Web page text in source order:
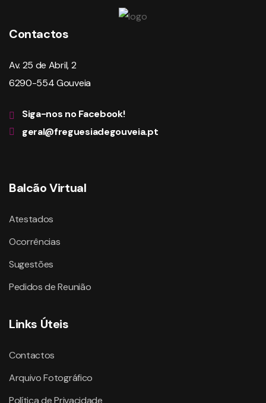
Contactos
Av. 25 de Abril, 2
6290-554 Gouveia
Siga-nos no Facebook!
geral@freguesiadegouveia.pt
Balcão Virtual
Atestados
Ocorrências
Sugestões
Pedidos de Reunião
Links Úteis
Contactos
Arquivo Fotográfico
Política de Privacidade